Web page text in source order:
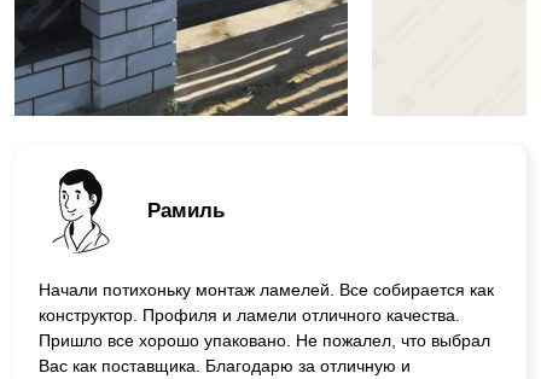
Рамиль
Начали потихоньку монтаж ламелей. Все собирается как
конструктор. Профиля и ламели отличного качества.
Пришло все хорошо упаковано. Не пожалел, что выбрал
Вас как поставщика. Благодарю за отличную и